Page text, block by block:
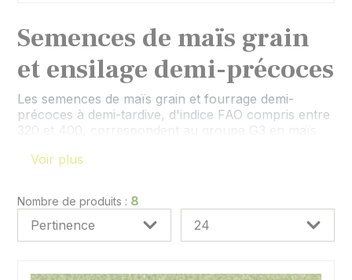
Semences de maïs grain
et ensilage demi-précoces
Les semences de maïs grain et fourrage demi-
précoces à demi-tardive, d'indice FAO compris entre
320 et 400, correspondent au groupe G3 en maïs
Ces groupes correspondent à un besoin de sommes
des sommes de température de 1540 à 1640°C pour
une maturité fourrage à 32% de MS, et 1740 à
1810°C pour une maturité grain à 35% d'humidité.
Voir plus
Nombre de produits : 8